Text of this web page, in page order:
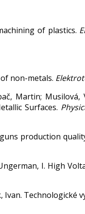
of plastics.
non-metals.
Martin;
Surfaces.
production
I. High
Ivan.